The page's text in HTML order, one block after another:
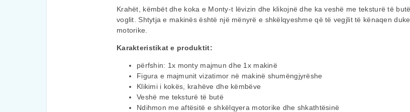
Krahët, këmbët dhe koka e Monty-t lëvizin dhe klikojnë dhe ka veshë me teksturë të
voglit. Shtytja e makinës është një mënyrë e shkëlqyeshme që të vegjlit të kënaqen
motorike.
Karakteristikat e produktit:
përfshin: 1x monty majmun dhe 1x makinë
Figura e majmunit vizatimor në makinë shumëngjyrëshe
Klikimi i kokës, krahëve dhe këmbëve
Veshë me teksturë të butë
Ndihmon me aftësitë e shkëlqyera motorike dhe shkathtësinë